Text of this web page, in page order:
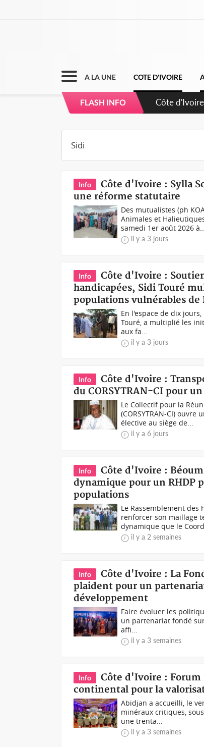
A LA UNE COTE D'IVOIRE
FLASH INFO Côte
Info
Côte d'Ivoire : Sylla
une réforme statutaire
Des mutualistes (ph
Animales et
samedi 1er août 2026
il y a 3 jours
Info
Côte d'Ivoire :
handicapées, Sidi Touré
populations vulnérables de
En l'espace de dix
Touré, a multiplié les
aux fa...
il y a 3 jours
Info
Côte d'Ivoire :
du CORSYTRAN-CI pour
Le Collectif pour la
(CORSYTRAN-CI)
élective au siège de...
il y a 6 jours
Info
Côte d'Ivoire :
dynamique pour un RHDP
populations
Le Rassemblement des
renforcer son maillage
dynamique que le
il y a 2 semaines
Info
Côte d'Ivoire : La
plaident pour un
développement
Faire évoluer les
un partenariat fondé
affi...
il y a 3 semaines
Info
Côte d'Ivoire :
continental pour la
Abidjan a accueilli, le
minéraux critiques,
une trenta...
il y a 3 semaines